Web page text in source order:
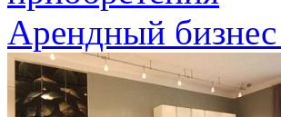
Арендный